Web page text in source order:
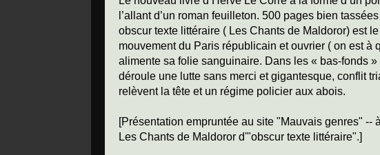
l’allant d’un roman feuilleton. 500 pages bien
obscur texte littéraire ( Les Chants de Maldoror) est
mouvement du Paris républicain et ouvrier ( on est à
alimente sa folie sanguinaire. Dans les « bas-fonds
déroule une lutte sans merci et gigantesque, conflit
relèvent la tête et un régime policier aux abois.
[Présentation empruntée au site "Mauvais genres"
Les Chants de Maldoror d'"obscur texte littéraire".]